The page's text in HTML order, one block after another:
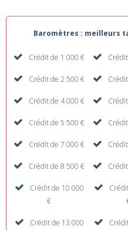
Baromètres : meilleurs
Crédit de 1 000 €
Crédit de 2 500 €
Crédit de 4 000 €
Crédit de 5 500 €
Crédit de 7 000 €
Crédit de 8 500 €
Crédit de 10 000
€
Crédit de 13 000